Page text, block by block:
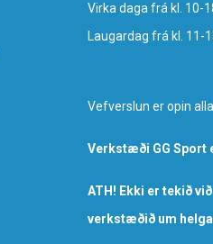
Virka daga frá kl. 10-
Laugardag frá kl. 11-
Vefverslun er opin
Verkstæði GG Sport
ATH! Ekki er tekið
verkstæðið um